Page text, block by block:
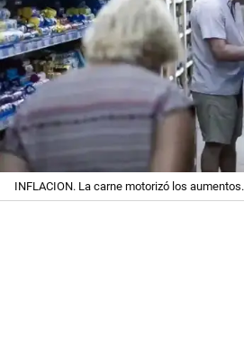
INFLACION. La carne motorizó los aumentos.